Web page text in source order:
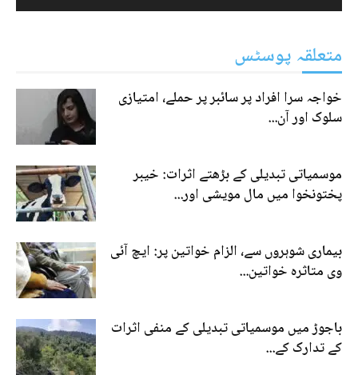
متعلقہ پوسٹس
خواجہ سرا افراد پر سائبر پر حملے، امتیازی
سلوک اور آن...
موسمیاتی تبدیلی کے بڑھتے اثرات: خیبر
پختونخوا میں مال مویشی اور...
بیماری شوہروں سے، الزام خواتین پر: ایچ آئی
وی متاثرہ خواتین...
باجوڑ میں موسمیاتی تبدیلی کے منفی اثرات
کے تدارک کے...